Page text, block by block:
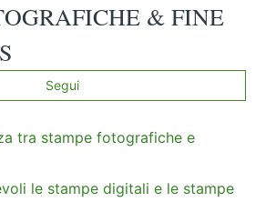
& FINE
Segui
tra stampe fotografiche e
le stampe digitali e le stampe